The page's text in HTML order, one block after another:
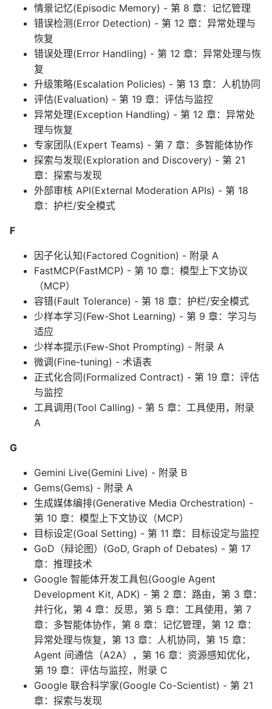
情景记忆(Episodic Memory) - 第 8 章：记忆管理
错误检测(Error Detection) - 第 12 章：异常处理与
恢复
错误处理(Error Handling) - 第 12 章：异常处理与恢
复
升级策略(Escalation Policies) - 第 13 章：人机协同
评估(Evaluation) - 第 19 章：评估与监控
异常处理(Exception Handling) - 第 12 章：异常处
理与恢复
专家团队(Expert Teams) - 第 7 章：多智能体协作
探索与发现(Exploration and Discovery) - 第 21
章：探索与发现
外部审核 API(External Moderation APIs) - 第 18
章：护栏/安全模式
F
因子化认知(Factored Cognition) - 附录 A
FastMCP(FastMCP) - 第 10 章：模型上下文协议
（MCP）
容错(Fault Tolerance) - 第 18 章：护栏/安全模式
少样本学习(Few-Shot Learning) - 第 9 章：学习与
适应
少样本提示(Few-Shot Prompting) - 附录 A
微调(Fine-tuning) - 术语表
正式化合同(Formalized Contract) - 第 19 章：评估
与监控
工具调用(Tool Calling) - 第 5 章：工具使用，附录
A
G
Gemini Live(Gemini Live) - 附录 B
Gems(Gems) - 附录 A
生成媒体编排(Generative Media Orchestration) -
第 10 章：模型上下文协议（MCP）
目标设定(Goal Setting) - 第 11 章：目标设定与监控
GoD（辩论图）(GoD, Graph of Debates) - 第 17
章：推理技术
Google 智能体开发工具包(Google Agent
Development Kit, ADK) - 第 2 章：路由，第 3 章：
并行化，第 4 章：反思，第 5 章：工具使用，第 7
章：多智能体协作，第 8 章：记忆管理，第 12 章：
异常处理与恢复，第 13 章：人机协同，第 15 章：
Agent 间通信（A2A），第 16 章：资源感知优化，
第 19 章：评估与监控，附录 C
Google 联合科学家(Google Co-Scientist) - 第 21
章：探索与发现